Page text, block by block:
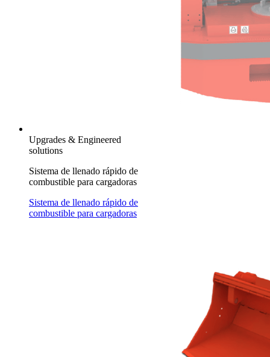
Upgrades & Engineered
solutions
Sistema de llenado rápido de
combustible para cargadoras
Sistema de llenado rápido de
combustible para cargadoras